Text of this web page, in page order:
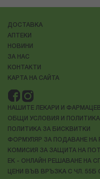
ДОСТАВКА
АПТЕКИ
НОВИНИ
ЗА НАС
КОНТАКТИ
КАРТА НА САЙТА
НАШИТЕ ЛЕКАРИ И
ОБЩИ УСЛОВИЯ И ПОЛИТИКА
ПОЛИТИКА ЗА БИСКВИТКИ
ФОРМУЛЯР ЗА ПОДАВАНЕ НА
КОМИСИЯ ЗА ЗАЩИТА НА
ЕК - ОНЛАЙН РЕШАВАНЕ НА
ЦЕНИ ВЪВ ВРЪЗКА С ЧЛ. 55Б